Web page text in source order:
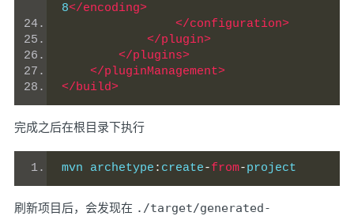
8</encoding>
</configuration>
</plugin>
</plugins>
</pluginManagement>
</build>
完成之后在根目录下执行
mvn archetype : create-from-project
刷新项目后，会发现在 ./target/generated-